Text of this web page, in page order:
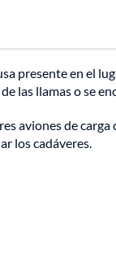
presente en el
las llamas o se
aviones de
los cadáveres.